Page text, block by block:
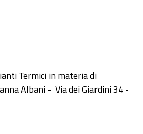
Termici in materia di
Albani - Via dei Giardini 34 -